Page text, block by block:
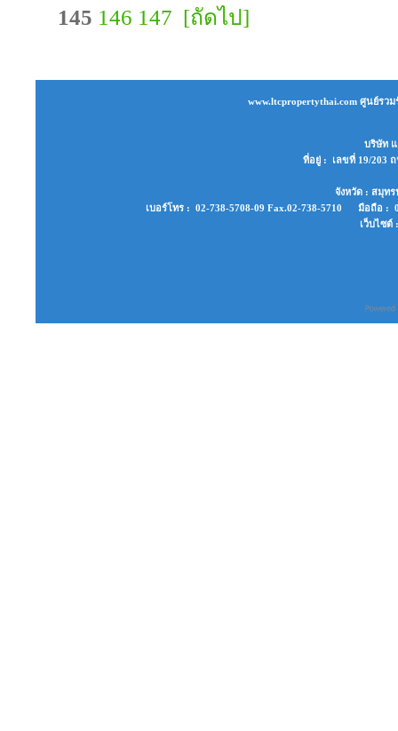
145 146 147 [ถัดไป]
www.ltcpropertythai.com ศูนย์รว
บริษัท
ที่อยู่ : เลขที่ 19/203
จังหวัด : สมุท
เบอร์โทร : 02-738-5708-09 Fax.02-738-5710 มือถือ :
เว็บไซต์